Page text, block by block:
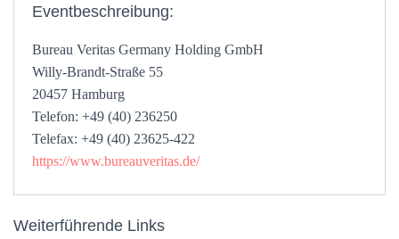
Eventbeschreibung:
Bureau Veritas Germany Holding GmbH
Willy-Brandt-Straße 55
20457 Hamburg
Telefon: +49 (40) 236250
Telefax: +49 (40) 23625-422
https://www.bureauveritas.de/
Weiterführende Links